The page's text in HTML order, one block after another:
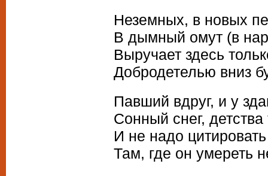
Неземных, в новых
В дымный омут (в
Выручает здесь
Добродетелью вниз
Павший вдруг, и у
Сонный снег,
И не надо
Там, где он умереть